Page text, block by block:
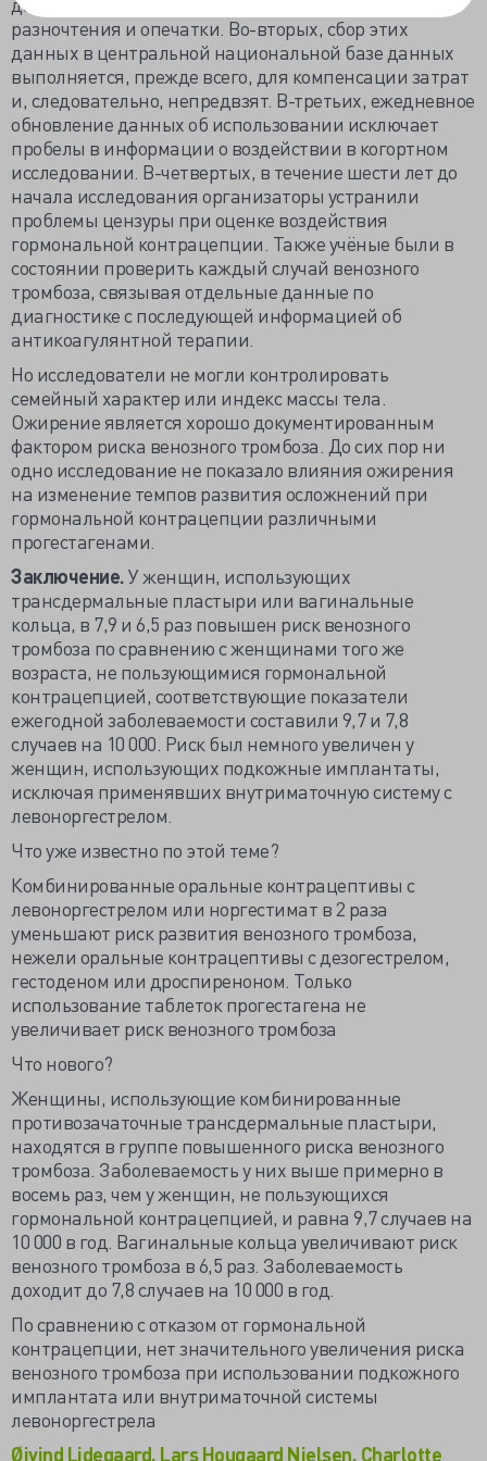
разночтения и опечатки. Во-вторых, сбор этих
данных в центральной национальной базе данных
выполняется, прежде всего, для компенсации затрат
и, следовательно, непредвзят. В-третьих, ежедневное
обновление данных об использовании исключает
пробелы в информации о воздействии в когортном
исследовании. В-четвертых, в течение шести лет до
начала исследования организаторы устранили
проблемы цензуры при оценке воздействия
гормональной контрацепции. Также учёные были в
состоянии проверить каждый случай венозного
тромбоза, связывая отдельные данные по
диагностике с последующей информацией об
антикоагулянтной терапии.
Но исследователи не могли контролировать
семейный характер или индекс массы тела.
Ожирение является хорошо документированным
фактором риска венозного тромбоза. До сих пор ни
одно исследование не показало влияния ожирения
на изменение темпов развития осложнений при
гормональной контрацепции различными
прогестагенами.
Заключение.У женщин, использующих
трансдермальные пластыри или вагинальные
кольца, в 7,9 и 6,5 раз повышен риск венозного
тромбоза по сравнению с женщинами того же
возраста, не пользующимися гормональной
контрацепцией, соответствующие показатели
ежегодной заболеваемости составили 9,7 и 7,8
случаев на 10 000. Риск был немного увеличен у
женщин, использующих подкожные имплантаты,
исключая применявших внутриматочную систему с
левоноргестрелом.
Что уже известно по этой теме?
Комбинированные оральные контрацептивы с
левоноргестрелом или норгестимат в 2 раза
уменьшают риск развития венозного тромбоза,
нежели оральные контрацептивы с дезогестрелом,
гестоденом или дроспиреноном. Только
использование таблеток прогестагена не
увеличивает риск венозного тромбоза
Что нового?
Женщины, использующие комбинированные
противозачаточные трансдермальные пластыри,
находятся в группе повышенного риска венозного
тромбоза. Заболеваемость у них выше примерно в
восемь раз, чем у женщин, не пользующихся
гормональной контрацепцией, и равна 9,7 случаев на
10 000 в год. Вагинальные кольца увеличивают риск
венозного тромбоза в 6,5 раз. Заболеваемость
доходит до 7,8 случаев на 10 000 в год.
По сравнению с отказом от гормональной
контрацепции, нет значительного увеличения риска
венозного тромбоза при использовании подкожного
имплантата или внутриматочной системы
левоноргестрела
Øjvind Lidegaard, Lars Hougaard Nielsen, Charlotte